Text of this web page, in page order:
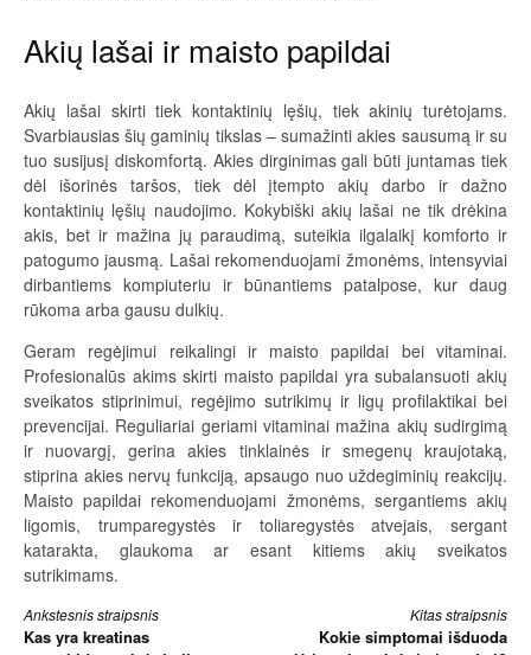
Akių lašai ir maisto papildai
Akių lašai skirti tiek kontaktinių lęšių, tiek akinių turėtojams.
Svarbiausias šių gaminių tikslas – sumažinti akies sausumą ir su
tuo susijusį diskomfortą. Akies dirginimas gali būti juntamas tiek
dėl išorinės taršos, tiek dėl įtempto akių darbo ir dažno
kontaktinių lęšių naudojimo. Kokybiški akių lašai ne tik drėkina
akis, bet ir mažina jų paraudimą, suteikia ilgalaikį komforto ir
patogumo jausmą. Lašai rekomenduojami žmonėms, intensyviai
dirbantiems kompiuteriu ir būnantiems patalpose, kur daug
rūkoma arba gausu dulkių.
Geram regėjimui reikalingi ir maisto papildai bei vitaminai.
Profesionalūs akims skirti maisto papildai yra subalansuoti akių
sveikatos stiprinimui, regėjimo sutrikimų ir ligų profilaktikai bei
prevencijai. Reguliariai geriami vitaminai mažina akių sudirgimą
ir nuovargį, gerina akies tinklainės ir smegenų kraujotaką,
stiprina akies nervų funkciją, apsaugo nuo uždegiminių reakcijų.
Maisto papildai rekomenduojami žmonėms, sergantiems akių
ligomis, trumparegystės ir toliaregystės atvejais, sergant
katarakta, glaukoma ar esant kitiems akių sveikatos
sutrikimams.
Skaityti
Ankstesnis straipsnis
Kas yra kreatinas
Kitas straipsnis
Kokie simptomai išduoda